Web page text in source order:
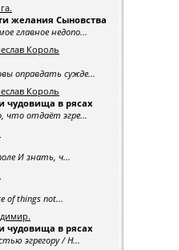
желания Сыновства
главное недопо...
Король
оправдать сужде...
Король
чудовища в рясах
что отдаёт эгре...
И знать, ч...
of things not...
чудовища в рясах
эгрегору / Н...